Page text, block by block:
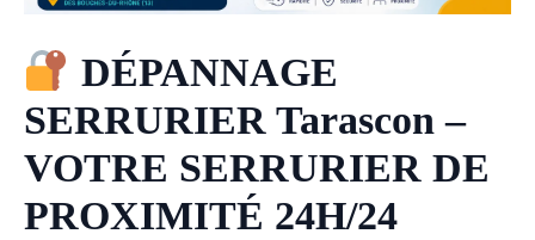
DÉPANNAGE
SERRURIER Tarascon –
VOTRE SERRURIER DE
PROXIMITÉ 24H/24